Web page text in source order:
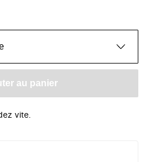
au panier
vite.